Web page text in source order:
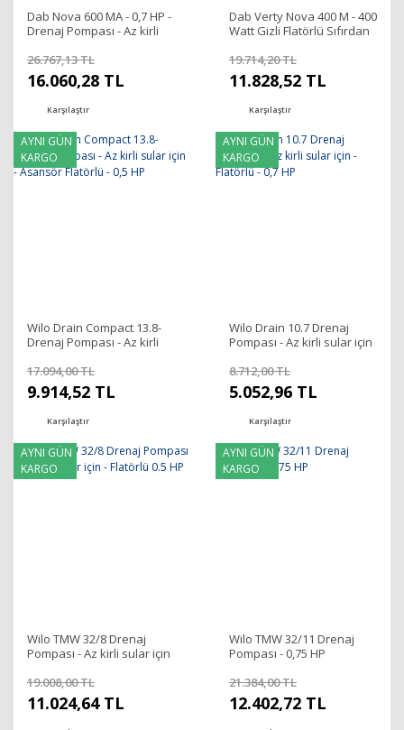
Dab Nova 600 MA - 0,7 HP -
Drenaj Pompası - Az kirli
26.767,13 TL
16.060,28 TL
Karşılaştır
Dab Verty Nova 400 M - 400
Watt Gizli Flatörlü Sıfırdan
19.714,20 TL
11.828,52 TL
Karşılaştır
AYNI GÜN
KARGO
Wilo Drain Compact 13.8-
Drenaj Pompası - Az kirli
- 0,5 HP
17.094,00 TL
9.914,52 TL
Karşılaştır
AYNI GÜN
KARGO
Wilo Drain 10.7 Drenaj
Pompası - Az kirli sular için
8.712,00 TL
5.052,96 TL
Karşılaştır
AYNI GÜN
KARGO
Wilo TMW 32/8 Drenaj
Pompası - Az kirli sular için
19.008,00 TL
11.024,64 TL
AYNI GÜN
KARGO
Wilo TMW 32/11 Drenaj
Pompası - 0,75 HP
21.384,00 TL
12.402,72 TL